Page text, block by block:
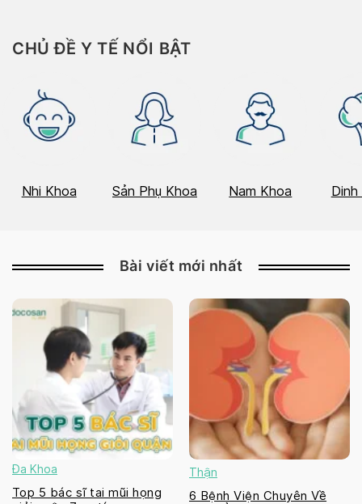
CHỦ ĐỀ Y TẾ NỔI BẬT
Nhi Khoa Sản Phụ Khoa Nam Khoa Dinh
Bài viết mới nhất
Đa Khoa
Top 5 bác sĩ tai mũi họng
Thận
6 Bệnh Viện Chuyên Về